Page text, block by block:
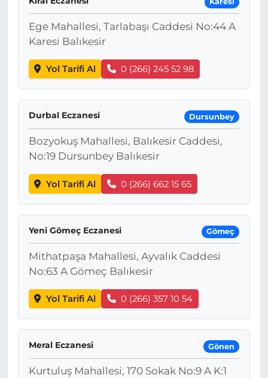
Ege Mahallesi, Tarlabaşı Caddesi No:44 A
Karesi Balıkesir
Yol Tarifi Al 0 (266) 245 52 98
Durbal Eczanesi Dursunbey
Bozyokuş Mahallesi, Balıkesir Caddesi,
No:19 Dursunbey Balıkesir
Yol Tarifi Al 0 (266) 662 15 65
Yeni Gömeç Eczanesi Gömeç
Mithatpaşa Mahallesi, Ayvalık Caddesi
No:63 A Gömeç Balıkesir
Yol Tarifi Al 0 (266) 357 10 54
Meral Eczanesi Gönen
Kurtuluş Mahallesi, 170 Sokak No:9 A K:1